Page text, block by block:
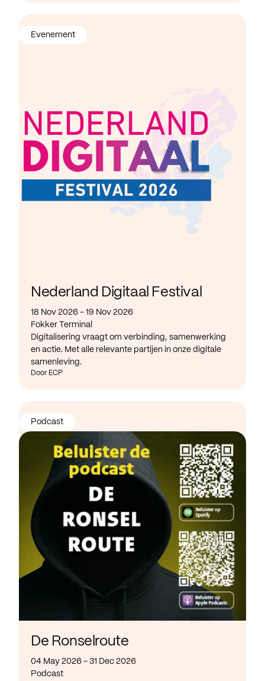
Nederland Digitaal Festival
18 Nov 2026 - 19 Nov 2026
Fokker Terminal
Digitalisering vraagt om verbinding, samenwerking
en actie. Met alle relevante partijen in onze digitale
samenleving.
Door ECP
Evenement
De Ronselroute
04 May 2026 - 31 Dec 2026
Podcast
Podcast